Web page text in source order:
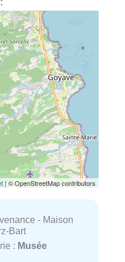
| © OpenStreetMap contributors
- Maison
Bart
: Musée